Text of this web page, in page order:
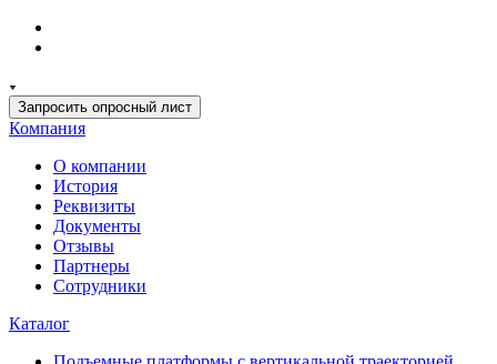
Запросить опросный лист
Компания
О компании
История
Реквизиты
Документы
Отзывы
Партнеры
Сотрудники
Каталог